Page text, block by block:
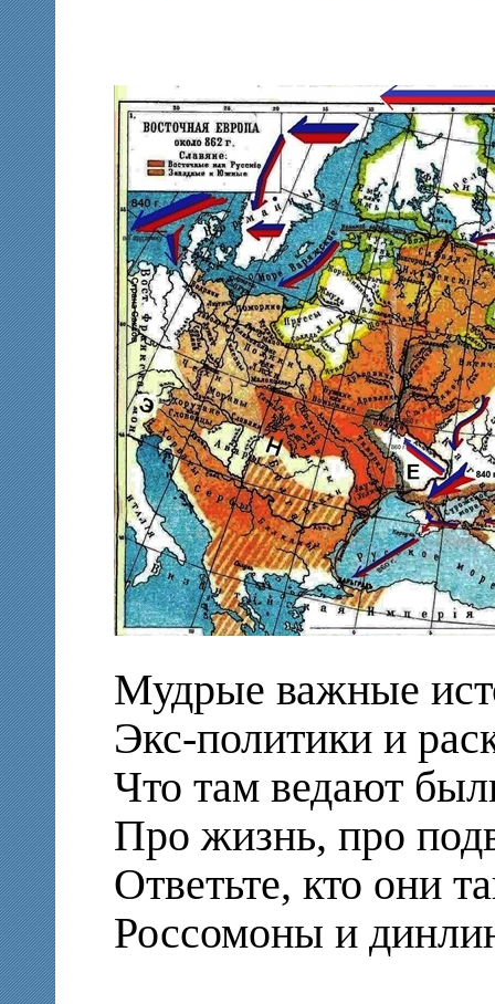
Мудрые важные
Экс-политики и
Что там ведают
Про жизнь, про
Ответьте, кто они
Россомоны и